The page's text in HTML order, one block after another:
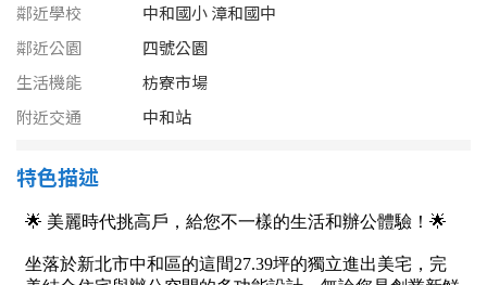
高雄市
澎湖縣
屏東縣
花蓮縣
金門連江
80坪以上
~
樓層
不拘
地下室
1樓 2樓
鄰近學校
中和國小 漳和國中
鄰近公園
四號公園
生活機能
枋寮市場
附近交通
中和站
特色描述